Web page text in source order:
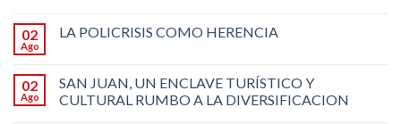
02
Ago
LA POLICRISIS COMO HERENCIA
02
Ago
SAN JUAN, UN ENCLAVE TURÍSTICO Y
CULTURAL RUMBO A LA DIVERSIFICACION